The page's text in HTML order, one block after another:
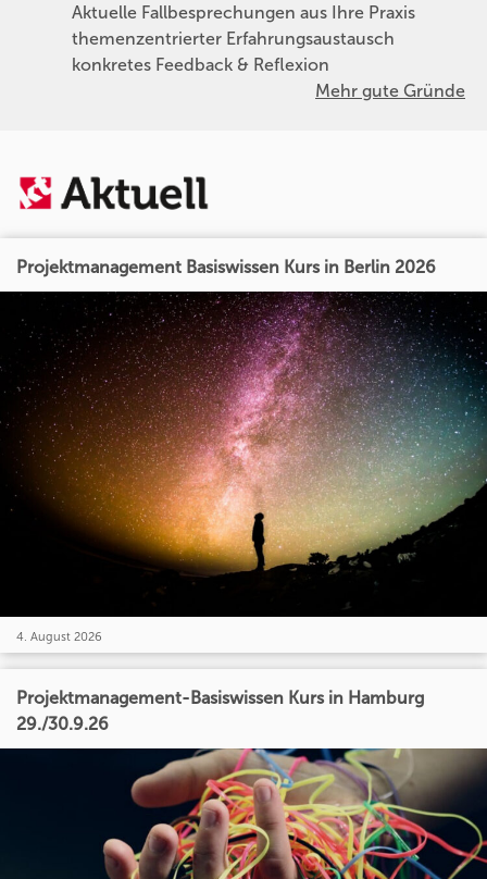
Aktuelle Fallbesprechungen aus Ihre Praxis
themenzentrierter Erfahrungsaustausch
konkretes Feedback & Reflexion
Mehr gute Gründe
Projektmanagement Basiswissen Kurs in Berlin 2026
4. August 2026
Projektmanagement-Basiswissen Kurs in Hamburg
29./30.9.26